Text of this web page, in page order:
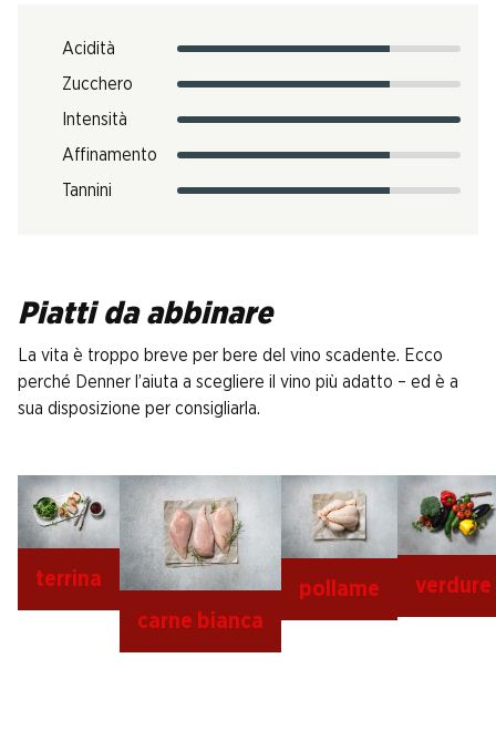
Acidità
Zucchero
Intensità
Affinamento
Tannini
Piatti da abbinare
La vita è troppo breve per bere del vino scadente. Ecco
perché Denner l’aiuta a scegliere il vino più adatto – ed è a
sua disposizione per consigliarla.
terrina
carne bianca
pollame verdure